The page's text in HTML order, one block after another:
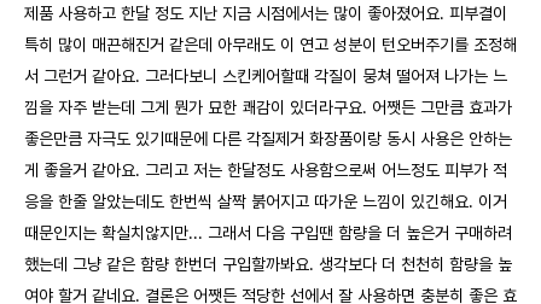
제품 사용하고 한달 정도 지난 지금 시점에서는 많이 좋아졌어요. 피부결이
특히 많이 매끈해진거 같은데 아무래도 이 연고 성분이 턴오버주기를 조정해
서 그런거 같아요. 그러다보니 스킨케어할때 각질이 뭉쳐 떨어져 나가는 느
낌을 자주 받는데 그게 뭔가 묘한 쾌감이 있더라구요. 어쨋든 그만큼 효과가
좋은만큼 자극도 있기때문에 다른 각질제거 화장품이랑 동시 사용은 안하는
게 좋을거 같아요. 그리고 저는 한달정도 사용함으로써 어느정도 피부가 적
응을 한줄 알았는데도 한번씩 살짝 붉어지고 따가운 느낌이 있긴해요. 이거
때문인지는 확실치않지만... 그래서 다음 구입땐 함량을 더 높은거 구매하려
했는데 그냥 같은 함량 한번더 구입할까봐요. 생각보다 더 천천히 함량을 높
여야 할거 같네요. 결론은 어쨋든 적당한 선에서 잘 사용하면 충분히 좋은 효